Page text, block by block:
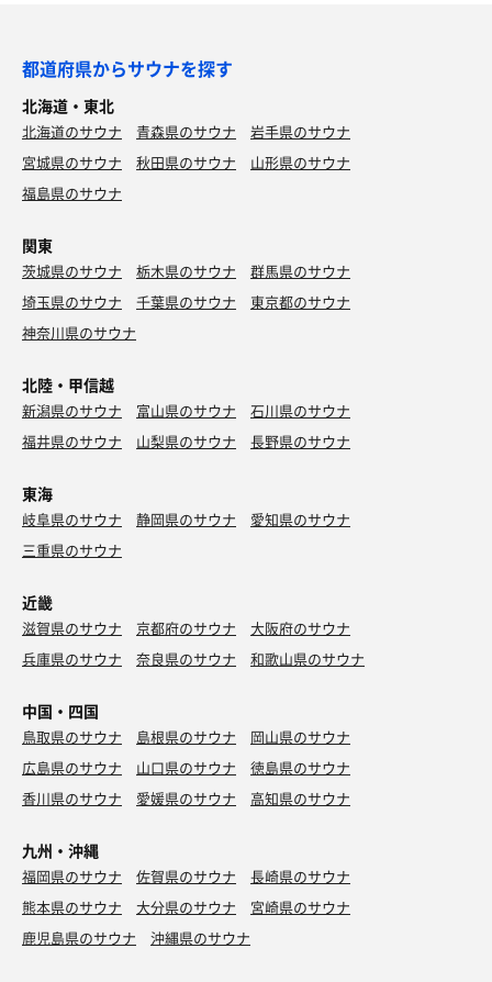
都道府県からサウナを探す
北海道・東北
北海道のサウナ 青森県のサウナ
岩手県のサウナ
宮城県のサウナ
秋田県のサウナ
山形県のサウナ
福島県のサウナ
関東
茨城県のサウナ 栃木県のサウナ
群馬県のサウナ
埼玉県のサウナ
千葉県のサウナ
東京都のサウナ
神奈川県のサウナ
北陸・甲信越
新潟県のサウナ 富山県のサウナ
石川県のサウナ
福井県のサウナ
山梨県のサウナ 長野県のサウナ
東海
岐阜県のサウナ 静岡県のサウナ
愛知県のサウナ
三重県のサウナ
近畿
滋賀県のサウナ 京都府のサウナ
大阪府のサウナ
兵庫県のサウナ
奈良県のサウナ 和歌山県のサウナ
中国・四国
鳥取県のサウナ 島根県のサウナ
岡山県のサウナ
広島県のサウナ
山口県のサウナ
徳島県のサウナ
香川県のサウナ
愛媛県のサウナ 高知県のサウナ
九州・沖縄
福岡県のサウナ 佐賀県のサウナ
長崎県のサウナ
熊本県のサウナ
大分県のサウナ
宮崎県のサウナ
鹿児島県のサウナ
沖縄県のサウナ